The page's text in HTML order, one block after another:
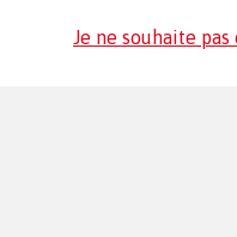
Je ne souhaite